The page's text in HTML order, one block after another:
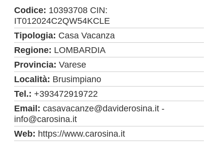
Codice: 10393708 CIN:
IT012024C2QW54KCLE
Tipologia: Casa Vacanza
Regione: LOMBARDIA
Provincia:Varese
Località: Brusimpiano
Tel.:+393472919722
Email:casavacanze@daviderosina.it -
info@carosina.it
Web: https://www.carosina.it